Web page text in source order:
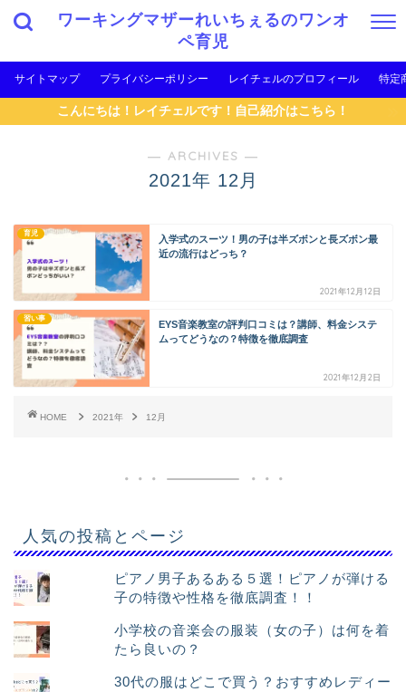
ワーキングマザーれいちぇるのワンオ
ペ育児
サイトマップ プライバシーポリシー レイチェルのプロフィール 特定
こんにちは！レイチェルです！自己紹介はこちら！
― ARCHIVES ―
2021年 12月
育児
入学式のスーツ！男の子は半ズボンと長ズボン最
近の流行はどっち？
2021年12月12日
習い事
EYS音楽教室の評判口コミは？講師、料金システ
ムってどうなの？特徴を徹底調査
2021年12月2日
HOME 2021年 12月
人気の投稿とページ
ピアノ男子あるある５選！ピアノが弾ける
子の特徴や性格を徹底調査！！
小学校の音楽会の服装（女の子）は何を着
たら良いの？
30代の服はどこで買う？おすすめレディー